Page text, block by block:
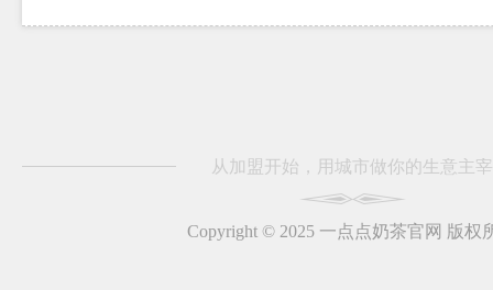
从加盟开始，用城市做你的生意主宰
Copyright © 2025 一点点奶茶官网 版权